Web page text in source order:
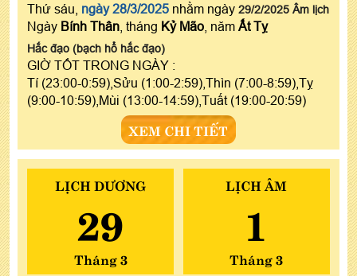
Thứ sáu, ngày 28/3/2025 nhằm ngày 29/2/2025 Âm lịch
Ngày Bính Thân , tháng Kỷ Mão , năm Ất Tỵ
Hắc đạo (bạch hổ hắc đạo)
GIỜ TỐT TRONG NGÀY :
Tí (23:00-0:59),Sửu (1:00-2:59),Thìn (7:00-8:59),Tỵ
(9:00-10:59),Mùi (13:00-14:59),Tuất (19:00-20:59)
XEM CHI TIẾT
LỊCH DƯƠNG
29
Tháng 3
LỊCH ÂM
1
Tháng 3